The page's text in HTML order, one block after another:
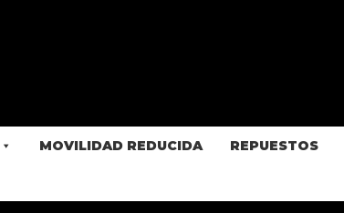
MOVILIDAD REDUCIDA REPUESTOS